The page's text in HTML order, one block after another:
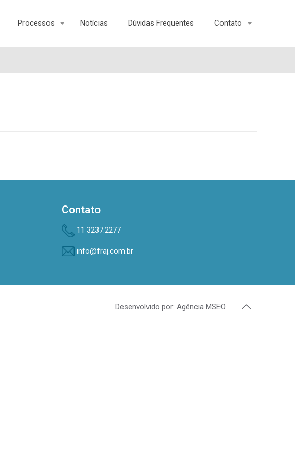
Processos Notícias Dúvidas Frequentes Contato
Contato
11 3237.2277
info@fraj.com.br
Desenvolvido por: Agência MSEO